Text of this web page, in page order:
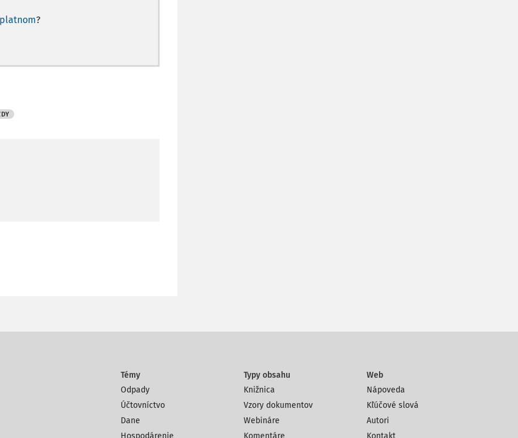
?
Témy
Odpady
Účtovníctvo
Dane
Hospodárenie
Typy obsahu
Knižnica
Vzory dokumentov
Webináre
Komentáre
Web
Nápoveda
Kľúčové slová
Autori
Kontakt